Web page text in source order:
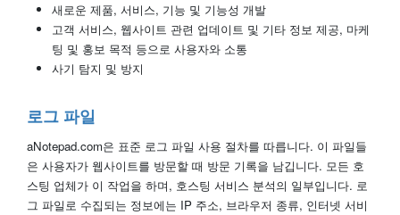
새로운 제품, 서비스, 기능 및 기능성 개발
고객 서비스, 웹사이트 관련 업데이트 및 기타 정보 제공, 마케
팅 및 홍보 목적 등으로 사용자와 소통
사기 탐지 및 방지
로그 파일
aNotepad.com은 표준 로그 파일 사용 절차를 따릅니다. 이 파일들
은 사용자가 웹사이트를 방문할 때 방문 기록을 남깁니다. 모든 호
스팅 업체가 이 작업을 하며, 호스팅 서비스 분석의 일부입니다. 로
그 파일로 수집되는 정보에는 IP 주소, 브라우저 종류, 인터넷 서비